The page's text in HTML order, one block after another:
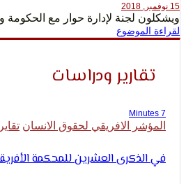
15 نوفمبر, 2018
ويشكلون لجنة لإدارة حوار مع الحكومة
لقراءة الموضوع
تقارير ودراسات
7 Minutes
المؤشر الافريقي لحقوق الانسان
في الذكرى العشرين للمحكمة